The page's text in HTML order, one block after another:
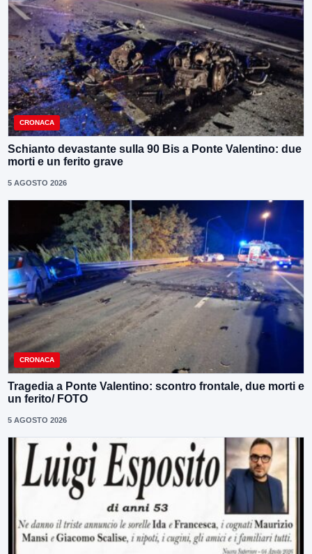
CRONACA
Schianto devastante sulla 90 Bis a Ponte Valentino: due
morti e un ferito grave
5 AGOSTO 2026
CRONACA
Tragedia a Ponte Valentino: scontro frontale, due morti e
un ferito/ FOTO
5 AGOSTO 2026